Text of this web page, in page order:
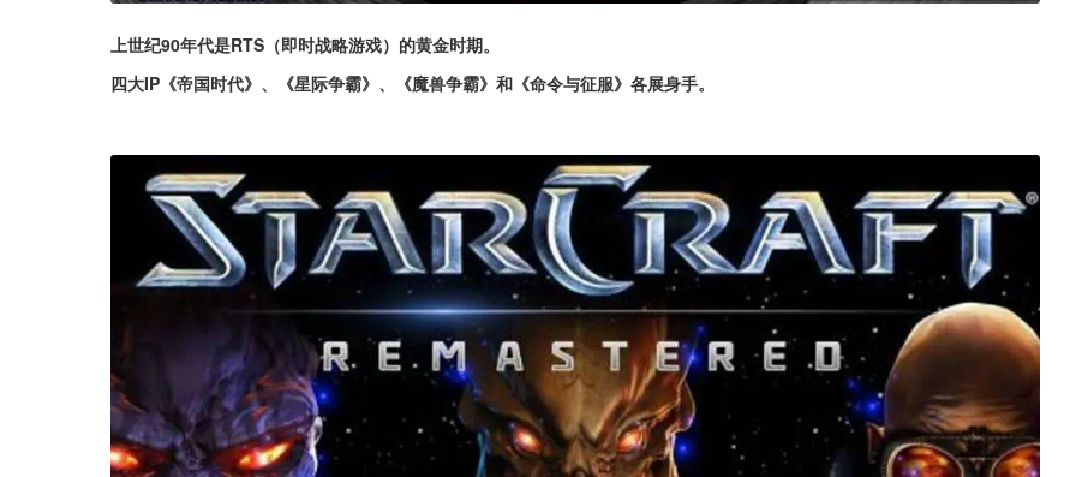
上世纪90年代是RTS（即时战略游戏）的黄金时期。
四大IP《帝国时代》、《星际争霸》、《魔兽争霸》和《命令与征服》各展身手。